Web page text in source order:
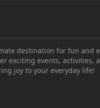
destination for fun and
exciting events, activities,
joy to your everyday life!